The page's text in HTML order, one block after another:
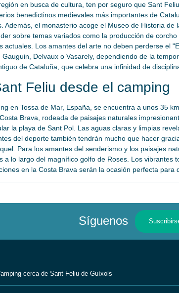
en busca de cultura, ten por seguro que Sant
benedictinos medievales más importantes de
Además, el monasterio acoge el Museo de Historia
sobre temas variados como la producción de
actuales. Los amantes del arte no deben perderse el
Gauguin, Delvaux o Vasarely, dependiendo de la
de Cataluña, que celebra una infinidad de
Feliu desde el camping
en Tossa de Mar, España, se encuentra a unos 35
Brava, rodeada de paisajes naturales
la playa de Sant Pol. Las aguas claras y limpias
del deporte también tendrán mucho que hacer
Para los amantes del senderismo y los paisajes
a lo largo del magnífico golfo de Roses. Los
en la Costa Brava serán la ocasión perfecta para
Síguenos
cerca de Sant Feliu de Guíxols